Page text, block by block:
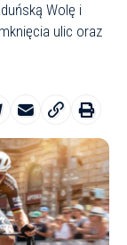
Wolę i
ulic oraz